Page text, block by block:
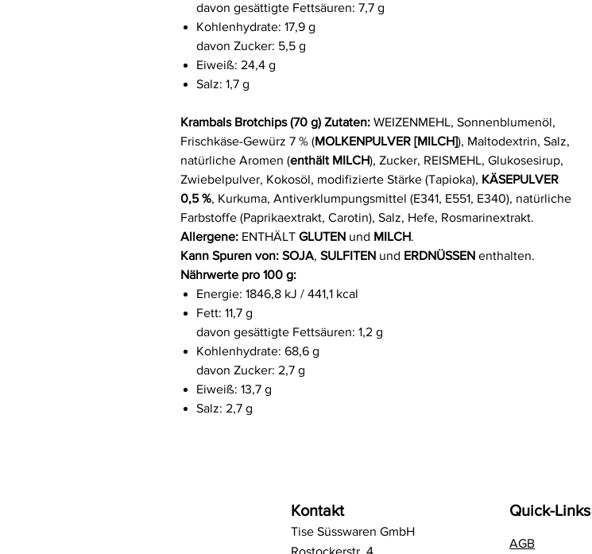
davon gesättigte Fettsäuren: 7,7 g
Kohlenhydrate: 17,9 g
davon Zucker: 5,5 g
Eiweiß: 24,4 g
Salz: 1,7 g
Krambals Brotchips (70 g) Zutaten: WEIZENMEHL, Sonnenblumenöl,
Frischkäse-Gewürz 7 % (MOLKENPULVER [MILCH]), Maltodextrin, Salz,
natürliche Aromen (enthält MILCH), Zucker, REISMEHL, Glukosesirup,
Zwiebelpulver, Kokosöl, modifizierte Stärke (Tapioka), KÄSEPULVER
0,5 %, Kurkuma, Antiverklumpungsmittel (E341, E551, E340), natürliche
Farbstoffe (Paprikaextrakt, Carotin), Salz, Hefe, Rosmarinextrakt.
Allergene: ENTHÄLT GLUTEN und MILCH.
Kann Spuren von: SOJA, SULFITEN und ERDNÜSSEN enthalten.
Nährwerte pro 100 g:
Energie: 1846,8 kJ / 441,1 kcal
Fett: 11,7 g
davon gesättigte Fettsäuren: 1,2 g
Kohlenhydrate: 68,6 g
davon Zucker: 2,7 g
Eiweiß: 13,7 g
Salz: 2,7 g
Kontakt
Tise Süsswaren GmbH
Rostockerstr. 4
Quick-Links
AGB